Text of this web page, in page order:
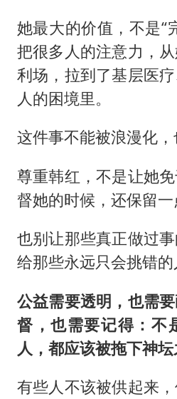
她最大的价值，不是“
把很多人的注意力，
利场，拉到了基层医
人的困境里。
这件事不能被浪漫化，
尊重韩红，不是让她
督她的时候，还保留一
也别让那些真正做过
给那些永远只会挑错的
公益需要透明，也需
督，也需要记得：不
人，都应该被拖下神坛
有些人不该被供起来